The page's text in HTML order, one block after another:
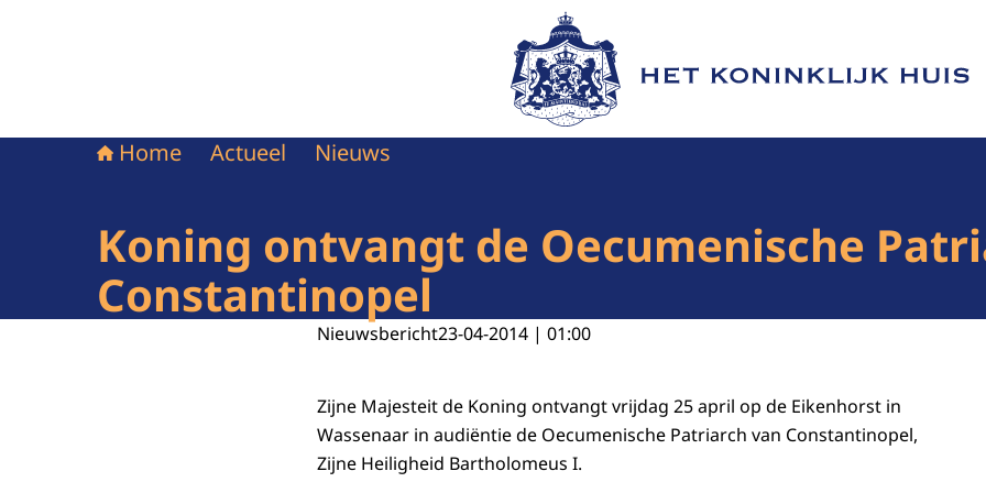
Naar de homepage van Het Koninklijk Huis
Home Actueel Nieuws
Koning ontvangt de Oecumenische
Constantinopel
Nieuwsbericht23-04-2014 | 01:00
Zijne Majesteit de Koning ontvangt vrijdag 25 april op de Eikenhorst in
Wassenaar in audiëntie de Oecumenische Patriarch van Constantinopel,
Zijne Heiligheid Bartholomeus I.